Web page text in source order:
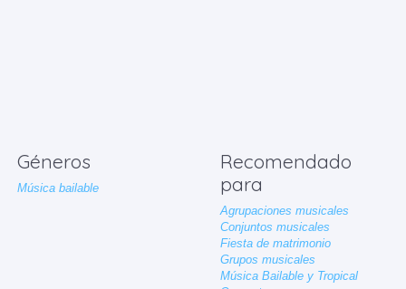
Géneros
Música bailable
Recomendado
para
Agrupaciones musicales
Conjuntos musicales
Fiesta de matrimonio
Grupos musicales
Música Bailable y Tropical